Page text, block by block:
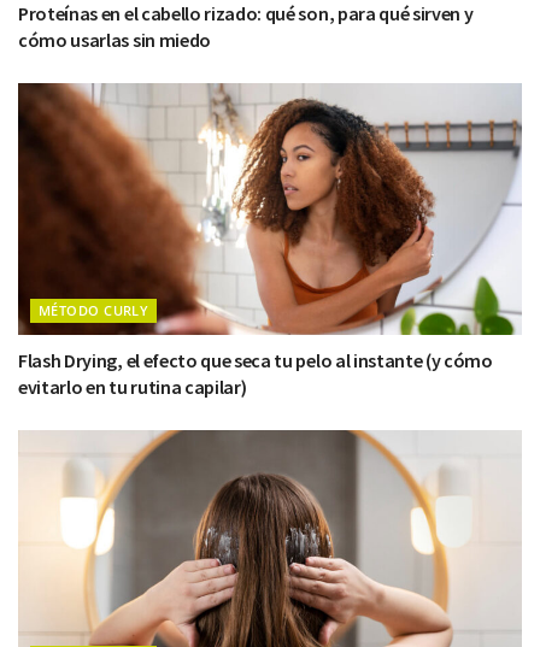
Proteínas en el cabello rizado: qué son, para qué sirven y
cómo usarlas sin miedo
MÉTODO CURLY
Flash Drying, el efecto que seca tu pelo al instante (y cómo
evitarlo en tu rutina capilar)